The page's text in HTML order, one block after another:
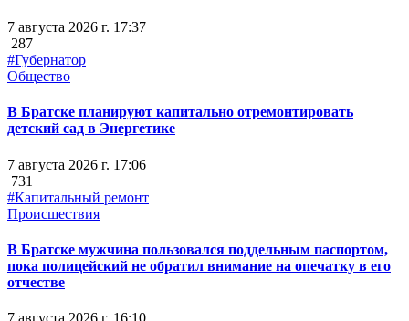
7 августа 2026 г. 17:37
287
#Губернатор
Общество
В Братске планируют капитально отремонтировать
детский сад в Энергетике
7 августа 2026 г. 17:06
731
#Капитальный ремонт
Происшествия
В Братске мужчина пользовался поддельным паспортом,
пока полицейский не обратил внимание на опечатку в его
отчестве
7 августа 2026 г. 16:10